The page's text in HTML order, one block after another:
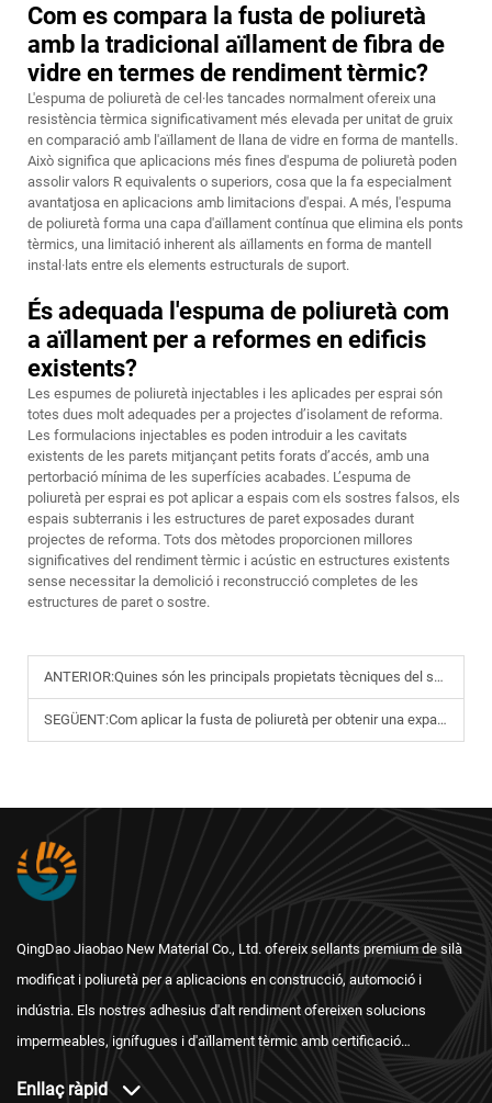
Com es compara la fusta de poliuretà
amb la tradicional aïllament de fibra de
vidre en termes de rendiment tèrmic?
L'espuma de poliuretà de cel·les tancades normalment ofereix una
resistència tèrmica significativament més elevada per unitat de gruix
en comparació amb l'aïllament de llana de vidre en forma de mantells.
Això significa que aplicacions més fines d'espuma de poliuretà poden
assolir valors R equivalents o superiors, cosa que la fa especialment
avantatjosa en aplicacions amb limitacions d'espai. A més, l'espuma
de poliuretà forma una capa d'aïllament contínua que elimina els ponts
tèrmics, una limitació inherent als aïllaments en forma de mantell
instal·lats entre els elements estructurals de suport.
És adequada l'espuma de poliuretà com
a aïllament per a reformes en edificis
existents?
Les espumes de poliuretà injectables i les aplicades per esprai són
totes dues molt adequades per a projectes d’isolament de reforma.
Les formulacions injectables es poden introduir a les cavitats
existents de les parets mitjançant petits forats d’accés, amb una
pertorbació mínima de les superfícies acabades. L’espuma de
poliuretà per esprai es pot aplicar a espais com els sostres falsos, els
espais subterranis i les estructures de paret exposades durant
projectes de reforma. Tots dos mètodes proporcionen millores
significatives del rendiment tèrmic i acústic en estructures existents
sense necessitar la demolició i reconstrucció completes de les
estructures de paret o sostre.
ANTERIOR:Quines són les principals propietats tècniques del segellant de silicona Wacker?
SEGÜENT:Com aplicar la fusta de poliuretà per obtenir una expansió i adherència òptimes?
QingDao Jiaobao New Material Co., Ltd. ofereix sellants premium de silà
modificat i poliuretà per a aplicacions en construcció, automoció i
indústria. Els nostres adhesius d'alt rendiment ofereixen solucions
impermeables, ignífugues i d'aïllament tèrmic amb certificació
Enllaç ràpid